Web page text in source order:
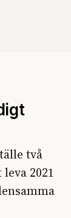
två
2021